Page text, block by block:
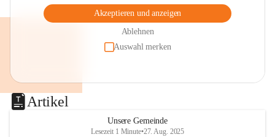
Die OMV wird im Zuge von
Wartungsarbeiten
am Montag, 10. August 2026 auf der
Flammenerscheinungen kommen.
Mitarbeiter der OMV sind vor Ort und
haben alle Sicherheitsvorkehrungen
Akzeptieren und anzeigen
Ablehnen
Auswahl merken
Artikel
Unsere Gemeinde
Lesezeit 1 Minute•27. Aug. 2025